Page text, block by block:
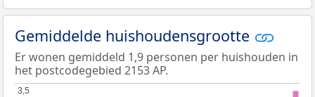
Gemiddelde huishoudensgrootte
Er wonen gemiddeld 1,9 personen per huishouden in
het postcodegebied 2153 AP.
3,5
3,5